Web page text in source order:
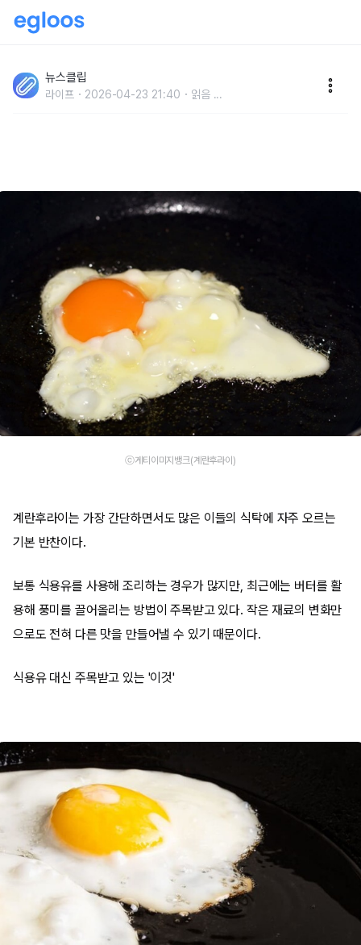
부드러우면서 깊은 풍미 느낄 수 있는 '조리 방법'
뉴스클립
라이프 2026-04-23 21:40 읽음 ...
ⓒ게티이미지뱅크(계란후라이)
계란후라이는 가장 간단하면서도 많은 이들의 식탁에 자주 오르는
기본 반찬이다.
보통 식용유를 사용해 조리하는 경우가 많지만, 최근에는 버터를 활
용해 풍미를 끌어올리는 방법이 주목받고 있다. 작은 재료의 변화만
으로도 전혀 다른 맛을 만들어낼 수 있기 때문이다.
식용유 대신 주목받고 있는 '이것'